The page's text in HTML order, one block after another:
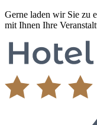
Zum
Inhalt
Startseite
Hotel
Unser Haus
Zimmer &
Gerne laden wir Sie zu
mit Ihnen Ihre